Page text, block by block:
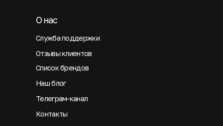
Служба поддержки
О нас
Отзывы клиентов
Список брендов
Наш блог
Телеграм-канал
Контакты